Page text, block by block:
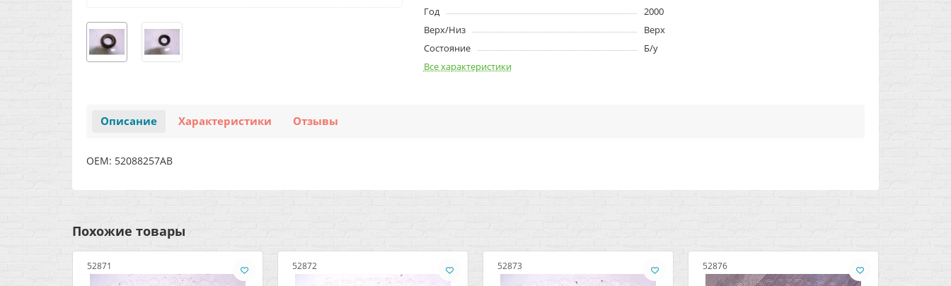
Год
2000
Верх/Низ
Верх
Состояние
Б/у
Все характеристики
Описание Характеристики Отзывы
OEM: 52088257AB
Похожие товары
52871 52872 52873 52876